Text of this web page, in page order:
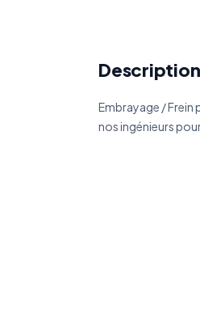
Embrayage / Frein
nos ingénieurs